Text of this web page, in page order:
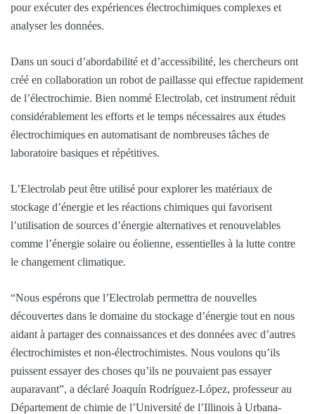
pour exécuter des expériences électrochimiques complexes et
analyser les données.
Dans un souci d’abordabilité et d’accessibilité, les chercheurs ont
créé en collaboration un robot de paillasse qui effectue rapidement
de l’électrochimie. Bien nommé Electrolab, cet instrument réduit
considérablement les efforts et le temps nécessaires aux études
électrochimiques en automatisant de nombreuses tâches de
laboratoire basiques et répétitives.
L’Electrolab peut être utilisé pour explorer les matériaux de
stockage d’énergie et les réactions chimiques qui favorisent
l’utilisation de sources d’énergie alternatives et renouvelables
comme l’énergie solaire ou éolienne, essentielles à la lutte contre
le changement climatique.
“Nous espérons que l’Electrolab permettra de nouvelles
découvertes dans le domaine du stockage d’énergie tout en nous
aidant à partager des connaissances et des données avec d’autres
électrochimistes et non-électrochimistes. Nous voulons qu’ils
puissent essayer des choses qu’ils ne pouvaient pas essayer
auparavant”, a déclaré Joaquín Rodríguez-López, professeur au
Département de chimie de l’Université de l’Illinois à Urbana-